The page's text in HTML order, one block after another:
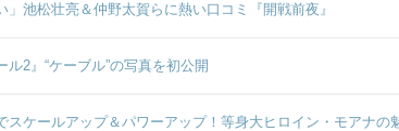
池松壮亮＆仲野太賀らに熱い口コミ『開戦前夜』
2』“ケーブル”の写真を初公開
スケールアップ＆パワーアップ！等身大ヒロイン・モアナの